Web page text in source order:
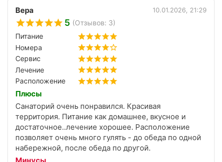
Город же
Евпатория просто невероятно интересный!
Древний, но при этом достаточно современный.
Столько новых жилищных комплексов. Столько
парков. Кафе, магазинов. Надеемся еще приехать
летом, чтобы можно было насладиться теплым
морем и пляжным отдыхом!
Вера 10.01.2026, 21:29
5 (Отзывов: 3)
Питание
Номера
Сервис
Лечение
Расположение
Плюсы
Санаторий очень понравился. Красивая
территория. Питание как домашнее, вкусное и
достаточное..лечение хорошее. Расположение
позволяет очень много гулять - до обеда по одной
набережной, после обеда по другой.